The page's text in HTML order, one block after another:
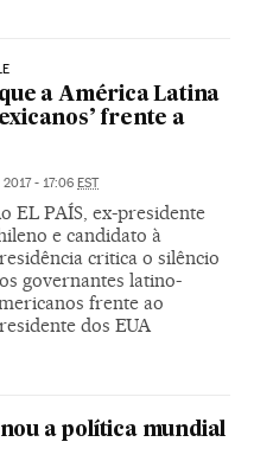
a América Latina
frente a
2017 - 17:06 EST
EL PAÍS, ex-presidente
e candidato à
critica o silêncio
governantes latino-
frente ao
dos EUA
a política mundial